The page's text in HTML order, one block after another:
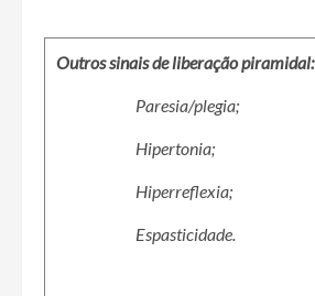
Outros sinais de liberação piramidal:
Paresia/plegia;
Hipertonia;
Hiperreflexia;
Espasticidade.